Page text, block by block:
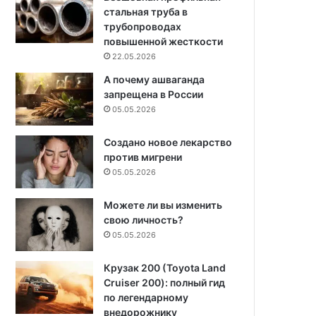
стальная труба в
трубопроводах
повышенной жесткости
22.05.2026
А почему ашваганда
запрещена в России
05.05.2026
Создано новое лекарство
против мигрени
05.05.2026
Можете ли вы изменить
свою личность?
05.05.2026
Крузак 200 (Toyota Land
Cruiser 200): полный гид
по легендарному
внедорожнику